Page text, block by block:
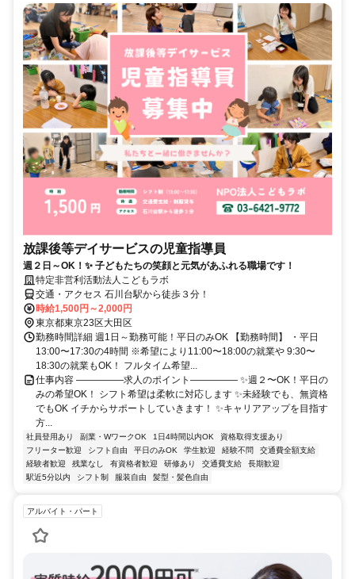
放課後等デイサービスの児童指導員
週２日～OK！✨ 子どもたちの笑顔と元気があふれる職場です！
特定非営利活動法人こどもラボ
交通・アクセス 石川台駅から徒歩３分！
時給1,500円～2,000円
東京都東京23区大田区
勤務時間詳細 週1日～勤務可能！平日のみOK 【勤務時間】 ・平日
13:00〜17:30の4時間 ※希望により11:00〜18:00の就業や 9:30〜
18:30の就業もOK！ フルタイム希望...
仕事内容 ―――――求人のポイント――――― ✨週２〜OK！平日の
みの希望OK！ シフト希望は柔軟に対応します ✨未経験でも、無資格
でもOK イチからサポートしていきます！ ✨キャリアアップを目指す
方...
社員登用あり 副業・WワークOK 1日4時間以内OK
資格取得支援あり
フリーター歓迎
シフト自由 平日のみOK 学生歓迎 経験不問
交通費全額支給
経験者歓迎
残業なし 有資格者歓迎 研修あり 交通費支給
長期歓迎
駅近5分以内
シフト制 服装自由 髪型・髪色自由
アルバイト・パート